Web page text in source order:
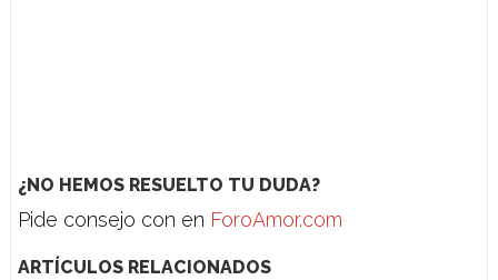
¿NO HEMOS RESUELTO TU DUDA?
Pide consejo con en ForoAmor.com
ARTÍCULOS RELACIONADOS